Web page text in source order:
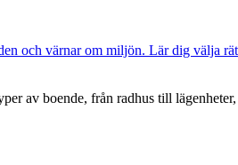
och värnar om miljön. Lär dig välja
av boende, från radhus till